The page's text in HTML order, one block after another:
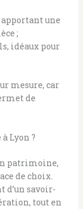
une
;
idéaux pour
mesure, car
de
Lyon ?
patrimoine,
de choix.
d’un savoir-
tout en